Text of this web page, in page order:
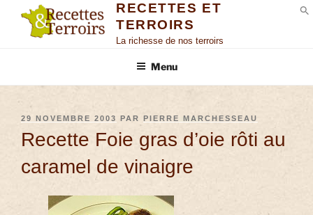
RECETTES ET
TERROIRS
La richesse de nos terroirs
Menu
29 NOVEMBRE 2003 PAR PIERRE MARCHESSEAU
Recette Foie gras d’oie rôti au
caramel de vinaigre